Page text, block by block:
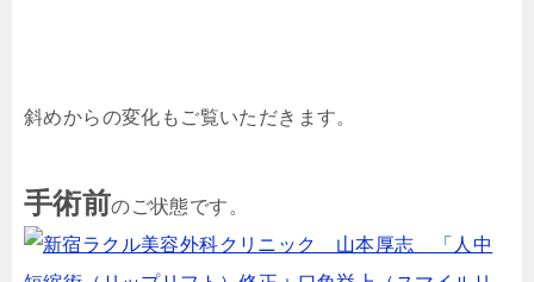
斜めからの変化もご覧いただきます。
手術前のご状態です。